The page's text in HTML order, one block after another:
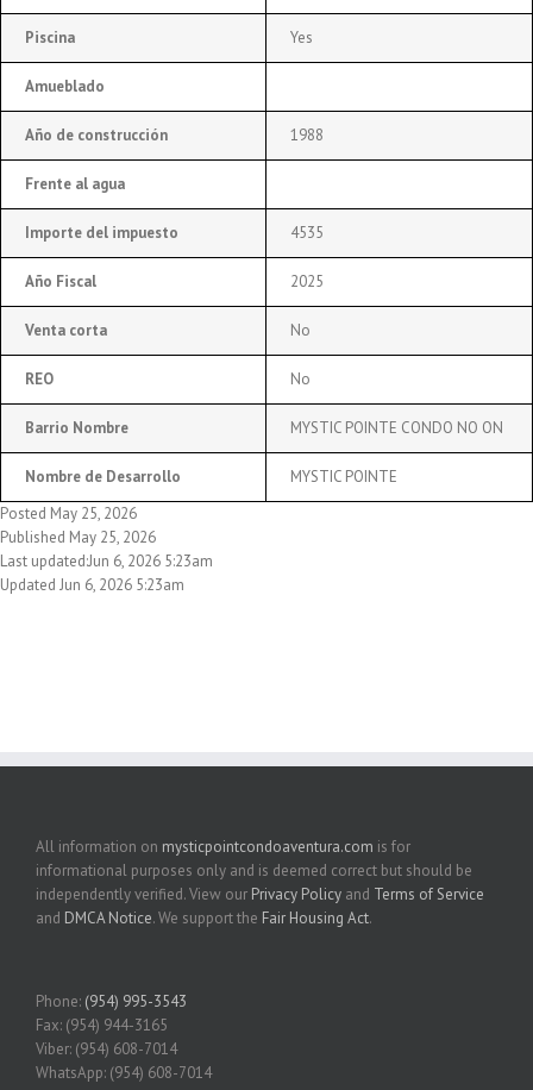
Piscina Yes
Amueblado
Año de construcción 1988
Frente al agua
Importe del impuesto 4535
Año Fiscal 2025
Venta corta No
REO No
Barrio Nombre MYSTIC POINTE CONDO NO ON
Nombre de Desarrollo
MYSTIC POINTE
Posted May 25, 2026
Published May 25, 2026
Last updated:Jun 6, 2026 5:23am
Updated Jun 6, 2026 5:23am
All information on mysticpointcondoaventura.com is for
informational purposes only and is deemed correct but should be
independently verified. View our Privacy Policy and Terms of Service
and DMCA Notice. We support the Fair Housing Act.
Phone: (954) 995-3543
Fax: (954) 944-3165
Viber: (954) 608-7014
WhatsApp: (954) 608-7014